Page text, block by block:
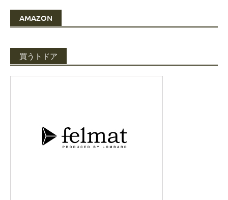
AMAZON
買うトドア